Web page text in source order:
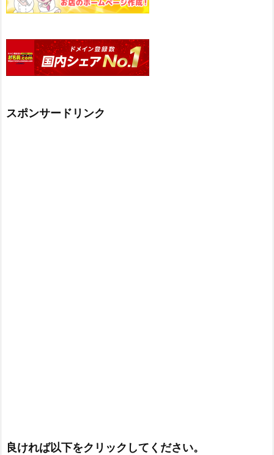
スポンサードリンク
良ければ以下をクリックしてください。